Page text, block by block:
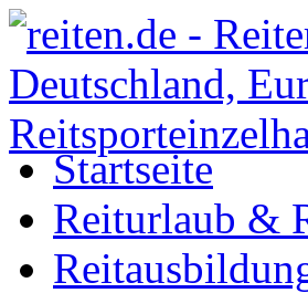
Startseite
Reiturlaub &